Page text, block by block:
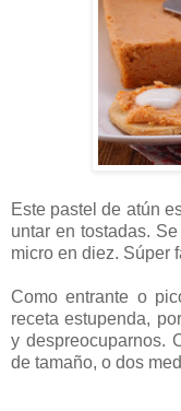
Este pastel de atún
untar en tostadas.
micro en diez. Súper
Como entrante o
receta estupenda,
y despreocuparnos.
de tamaño, o dos